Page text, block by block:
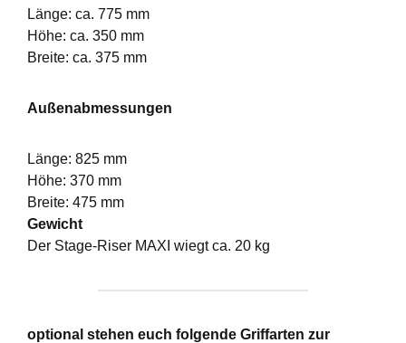
Länge: ca. 775 mm
Höhe: ca. 350 mm
Breite: ca. 375 mm
Außenabmessungen
Länge: 825 mm
Höhe: 370 mm
Breite: 475 mm
Gewicht
Der Stage-Riser MAXI wiegt ca. 20 kg
optional stehen euch folgende Griffarten zur